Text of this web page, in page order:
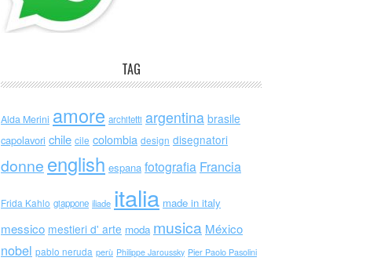
TAG
Alda Merini amore architetti argentina brasile
capolavori chile cile colombia design disegnatori
donne english espana fotografia Francia
Frida Kahlo giappone iliade italia made in italy
messico mestieri d' arte moda musica México
nobel pablo neruda perù Philippe Jaroussky Pier Paolo Pasolini